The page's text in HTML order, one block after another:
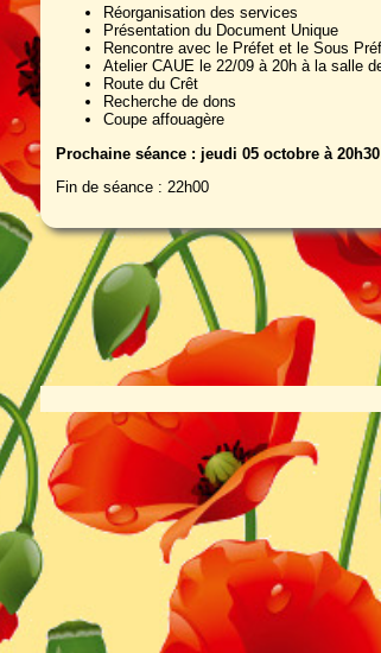
Réorganisation des services
Présentation du Document Unique
Rencontre avec le Préfet et le Sous
Atelier CAUE le 22/09 à 20h à la salle
Route du Crêt
Recherche de dons
Coupe affouagère
Prochaine séance : jeudi 05 octobre à 20h30
Fin de séance : 22h00